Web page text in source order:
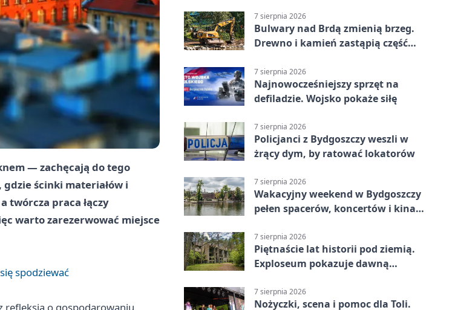
— zachęcają do tego
ścinki materiałów i
twórcza praca łączy
warto zarezerwować miejsce
spodziewać
refleksją o gospodarowaniu
7 sierpnia 2026
Bulwary nad Brdą zmienią brzeg.
Drewno i kamień zastąpią część
7 sierpnia 2026
Najnowocześniejszy sprzęt na
defiladzie. Wojsko pokaże siłę
7 sierpnia 2026
Policjanci z Bydgoszczy weszli w
żrący dym, by ratować lokatorów
7 sierpnia 2026
Wakacyjny weekend w Bydgoszczy
pełen spacerów, koncertów i kina
7 sierpnia 2026
Piętnaście lat historii pod ziemią.
Exploseum pokazuje dawną
7 sierpnia 2026
Nożyczki, scena i pomoc dla Toli.